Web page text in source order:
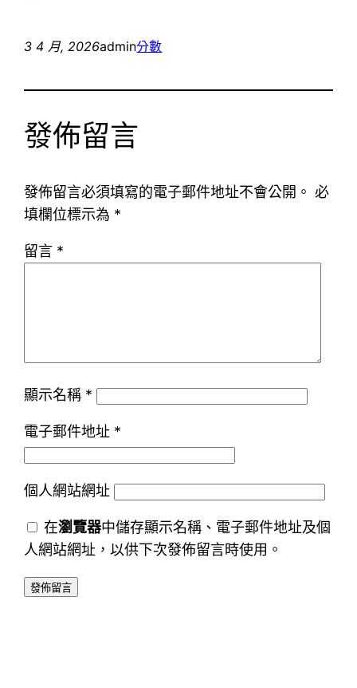
3 4 月, 2026admin分數
發佈留言
發佈留言必須填寫的電子郵件地址不會公開。 必
填欄位標示為 *
留言 *
顯示名稱 *
電子郵件地址 *
個人網站網址
在瀏覽器中儲存顯示名稱、電子郵件地址及個
人網站網址，以供下次發佈留言時使用。